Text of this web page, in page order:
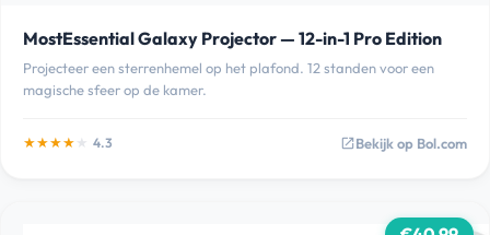
MostEssential Galaxy Projector — 12-in-1 Pro Edition
Projecteer een sterrenhemel op het plafond. 12 standen voor een
magische sfeer op de kamer.
★★★★ ★ 4.3 open_in_newBekijk op Bol.com